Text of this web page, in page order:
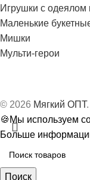
Игрушки с одеялом
Маленькие
Мишки
Мульти-герои
© 2026 Мягкий ОПТ
Поиск
🍪Мы используем
Больше